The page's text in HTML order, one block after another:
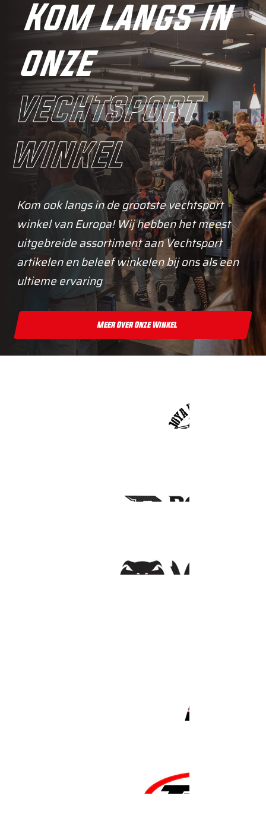
Kom langs in
onze
vechtsport
winkel
Kom ook langs in de grootste vechtsport
winkel van Europa! Wij hebben het meest
uitgebreide assortiment aan Vechtsport
artikelen en beleef winkelen bij ons als een
ultieme ervaring
Meer Over Onze Winkel